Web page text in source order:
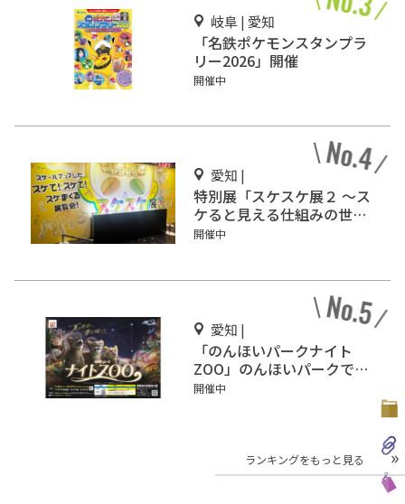
岐阜 | 愛知
「名鉄ポケモンスタンプラ
リー2026」開催
開催中
愛知 |
特別展「スケスケ展２ ～ス
ケると見える仕組みの世界
～」ＦＵＪＩなごや科学館
開催中
愛知 |
「のんほいパークナイト
ZOO」のんほいパークで開
催
開催中
ランキングをもっと見る